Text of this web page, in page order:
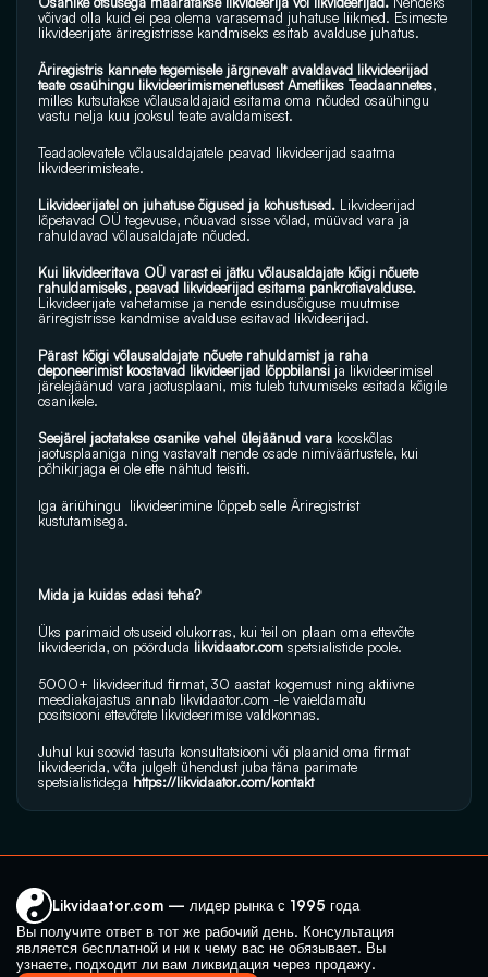
võivad olla kuid ei pea olema varasemad juhatuse liikmed. Esimeste
likvideerijate äriregistrisse kandmiseks esitab avalduse juhatus.
Äriregistris kannete tegemisele järgnevalt avaldavad likvideerijad
teate osaühingu likvideerimismenetlusest Ametlikes Teadaannetes,
milles kutsutakse võlausaldajaid esitama oma nõuded osaühingu
vastu nelja kuu jooksul teate avaldamisest.
Teadaolevatele võlausaldajatele peavad likvideerijad saatma
likvideerimisteate.
Likvideerijatel on juhatuse õigused ja kohustused. Likvideerijad
lõpetavad OÜ tegevuse, nõuavad sisse võlad, müüvad vara ja
rahuldavad võlausaldajate nõuded.
Kui likvideeritava OÜ varast ei jätku võlausaldajate kõigi nõuete
rahuldamiseks, peavad likvideerijad esitama pankrotiavalduse.
Likvideerijate vahetamise ja nende esindusõiguse muutmise
äriregistrisse kandmise avalduse esitavad likvideerijad.
Pärast kõigi võlausaldajate nõuete rahuldamist ja raha
deponeerimist koostavad likvideerijad lõppbilansi ja likvideerimisel
järelejäänud vara jaotusplaani, mis tuleb tutvumiseks esitada kõigile
osanikele.
Seejärel jaotatakse osanike vahel ülejäänud vara kooskõlas
jaotusplaaniga ning vastavalt nende osade nimiväärtustele, kui
põhikirjaga ei ole ette nähtud teisiti.
Iga äriühingu  likvideerimine lõppeb selle Äriregistrist
kustutamisega.
Mida ja kuidas edasi teha?
Üks parimaid otsuseid olukorras, kui teil on plaan oma ettevõte
likvideerida, on pöörduda likvidaator.com spetsialistide poole.
5000+ likvideeritud firmat, 30 aastat kogemust ning aktiivne
meediakajastus annab likvidaator.com -le vaieldamatu
positsiooni ettevõtete likvideerimise valdkonnas.
Juhul kui soovid tasuta konsultatsiooni või plaanid oma firmat
likvideerida, võta julgelt ühendust juba täna parimate
spetsialistidega https://likvidaator.com/kontakt
Likvidaator.com — лидер рынка с 1995 года
Вы получите ответ в тот же рабочий день. Консультация
является бесплатной и ни к чему вас не обязывает. Вы
узнаете, подходит ли вам ликвидация через продажу.